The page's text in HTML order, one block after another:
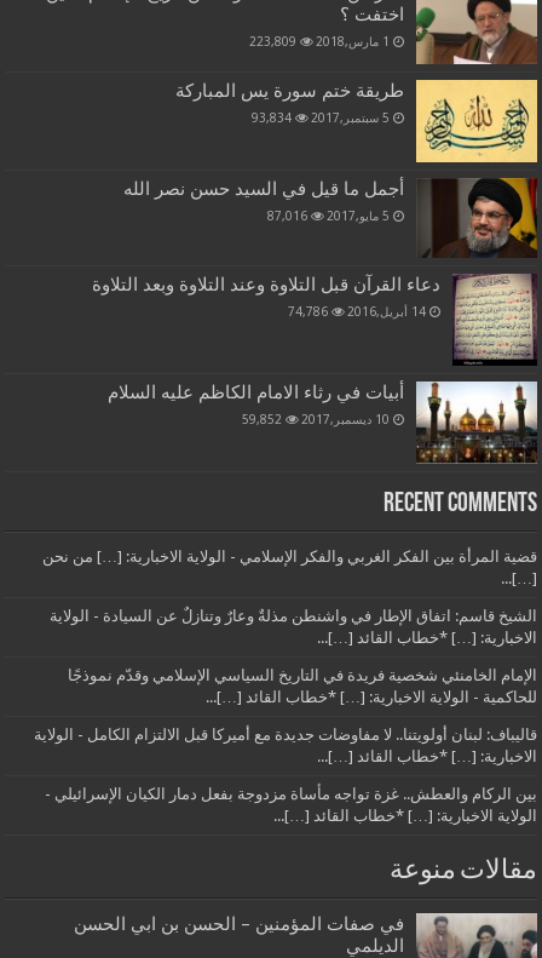
اختفت ؟
1 مارس,2018 223,809
طريقة ختم سورة يس المباركة
5 سبتمبر,2017 93,834
أجمل ما قيل في السيد حسن نصر الله
5 مايو,2017 87,016
دعاء القرآن قبل التلاوة وعند التلاوة وبعد التلاوة
14 أبريل,2016 74,786
أبيات في رثاء الامام الكاظم عليه السلام
10 ديسمبر,2017 59,852
Recent Comments
قضية المرأة بين الفكر الغربي والفكر الإسلامي - الولاية الاخبارية: […] من نحن
[…]...
الشيخ قاسم: اتفاق الإطار في واشنطن مذلةٌ وعارٌ وتنازلٌ عن السيادة - الولاية
الاخبارية: […] *خطاب القائد […]...
الإمام الخامنئي شخصية فريدة في التاريخ السياسي الإسلامي وقدّم نموذجًا
للحاكمية - الولاية الاخبارية: […] *خطاب القائد […]...
قاليباف: لبنان أولويتنا.. لا مفاوضات جديدة مع أميركا قبل الالتزام الكامل - الولاية
الاخبارية: […] *خطاب القائد […]...
بين الركام والعطش.. غزة تواجه مأساة مزدوجة بفعل دمار الكيان الإسرائيلي -
الولاية الاخبارية: […] *خطاب القائد […]...
مقالات منوعة
في صفات المؤمنين – الحسن بن ابي الحسن
الديلمي